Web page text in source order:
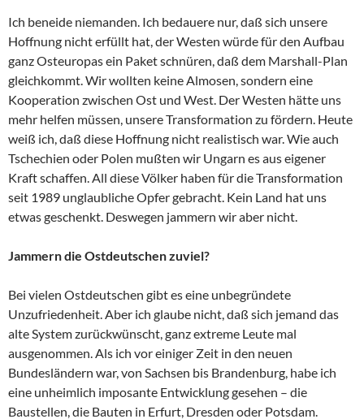
Ich beneide niemanden. Ich bedauere nur, daß sich unsere
Hoffnung nicht erfüllt hat, der Westen würde für den Aufbau
ganz Osteuropas ein Paket schnüren, daß dem Marshall-Plan
gleichkommt. Wir wollten keine Almosen, sondern eine
Kooperation zwischen Ost und West. Der Westen hätte uns
mehr helfen müssen, unsere Transformation zu fördern. Heute
weiß ich, daß diese Hoffnung nicht realistisch war. Wie auch
Tschechien oder Polen mußten wir Ungarn es aus eigener
Kraft schaffen. All diese Völker haben für die Transformation
seit 1989 unglaubliche Opfer gebracht. Kein Land hat uns
etwas geschenkt. Deswegen jammern wir aber nicht.
Jammern die Ostdeutschen zuviel?
Bei vielen Ostdeutschen gibt es eine unbegründete
Unzufriedenheit. Aber ich glaube nicht, daß sich jemand das
alte System zurückwünscht, ganz extreme Leute mal
ausgenommen. Als ich vor einiger Zeit in den neuen
Bundesländern war, von Sachsen bis Brandenburg, habe ich
eine unheimlich imposante Entwicklung gesehen – die
Baustellen, die Bauten in Erfurt, Dresden oder Potsdam.